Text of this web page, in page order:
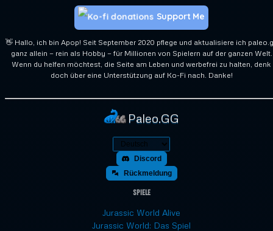
👋 Hallo, ich bin Apop! Seit September 2020 pflege und aktualisiere ich
ganz allein — rein als Hobby — für Millionen von Spielern auf der ganzen Welt.
Wenn du helfen möchtest, die Seite am Leben und werbefrei zu halten, denk
doch über eine Unterstützung auf Ko-Fi nach. Danke!
Support Me
Paleo.GG
Discord
Rückmeldung
Spiele
Jurassic World Alive
Jurassic World: Das Spiel